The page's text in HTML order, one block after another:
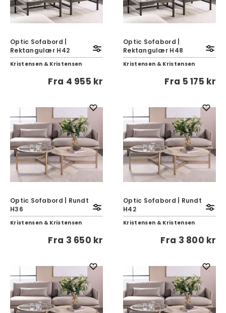
Optic Sofabord |
Rektangulær H42
Kristensen & Kristensen
Fra 4 955 kr
Optic Sofabord |
Rektangulær H48
Kristensen & Kristensen
Fra 5 175 kr
Optic Sofabord | Rundt
H36
Kristensen & Kristensen
Fra 3 650 kr
Optic Sofabord | Rundt
H42
Kristensen & Kristensen
Fra 3 800 kr